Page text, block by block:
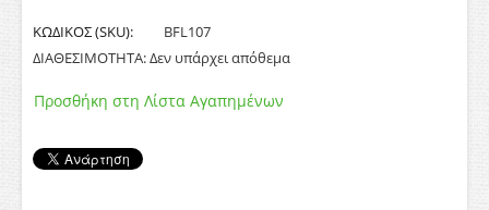
ΚΩΔΙΚΟΣ (SKU):
BFL107
ΔΙΑΘΕΣΙΜΟΤΗΤΑ:Δεν υπάρχει απόθεμα
Προσθήκη στη Λίστα Αγαπημένων